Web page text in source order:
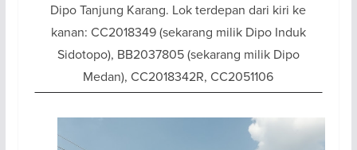
Dipo Tanjung Karang. Lok terdepan dari kiri ke
kanan: CC2018349 (sekarang milik Dipo Induk
Sidotopo), BB2037805 (sekarang milik Dipo
Medan), CC2018342R, CC2051106